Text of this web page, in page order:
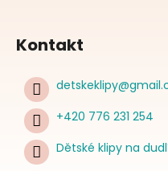
Kontakt
detskeklipy@
+420 776 231 254
Dětské klipy na